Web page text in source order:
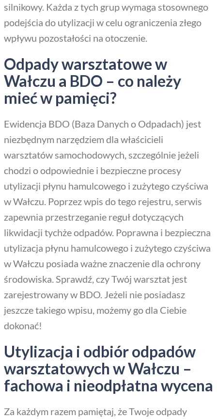
silnikowy. Każda z tych grup wymaga stosownego
podejścia do utylizacji w celu ograniczenia złego
wpływu pozostałości na otoczenie.
Odpady warsztatowe w
Wałczu a BDO – co należy
mieć w pamięci?
Ewidencja BDO (Baza Danych o Odpadach) jest
niezbędnym narzędziem dla właścicieli
warsztatów samochodowych, szczególnie jeżeli
chodzi o odpowiednie i bezpieczne procesy
utylizacji płynu hamulcowego i zużytego czyściwa
w Wałczu. Poprzez wpis do tego rejestru, serwis
zapewnia przestrzeganie reguł dotyczących
likwidacji tychże odpadów. Poprawna i bezpieczna
utylizacja płynu hamulcowego i zużytego czyściwa
w Wałczu posiada ważne znaczenie dla ochrony
środowiska. Sprawdź, czy Twój warsztat jest
zarejestrowany w BDO. Jeżeli nie posiadasz
jeszcze takiego wpisu, możemy go dla Ciebie
dokonać!
Utylizacja i odbiór odpadów
warsztatowych w Wałczu –
fachowa i nieodpłatna wycena
Za każdym razem pamiętaj, że Twoje odpady